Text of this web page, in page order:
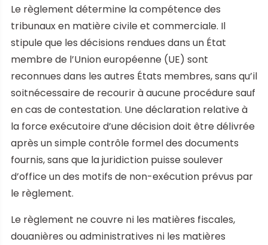
Le règlement détermine la compétence des
tribunaux en matière civile et commerciale. Il
stipule que les décisions rendues dans un État
membre de l’Union européenne (UE) sont
reconnues dans les autres États membres, sans qu’il
soitnécessaire de recourir à aucune procédure sauf
en cas de contestation. Une déclaration relative à
la force exécutoire d’une décision doit être délivrée
après un simple contrôle formel des documents
fournis, sans que la juridiction puisse soulever
d’office un des motifs de non-exécution prévus par
le règlement.
Le règlement ne couvre ni les matières fiscales,
douanières ou administratives ni les matières